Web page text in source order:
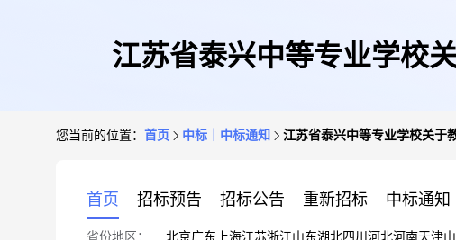
江苏省泰兴中等专业学校
您当前的位置： 首页 中标｜中标通知 江苏省泰兴中等专业学校关于
首页 招标预告 招标公告 重新招标 中标通知
省份地区： 北京广东 上海江苏浙江山东湖北四川 河北河南天津